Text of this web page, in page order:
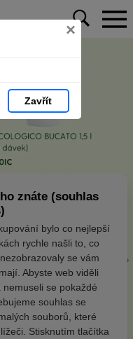
×
Zavřít
znáte (souhlas
bylo co nejlepší
rychle našli to, co
se vám
Abyste web viděli
se pokaždé
souhlas se
souborů, které
Stisknutím tlačítka